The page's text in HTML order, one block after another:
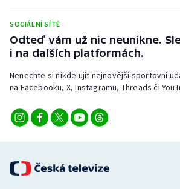
Short track
Sportovní střelba
Stolní tenis
Triatlon
Vodní slalom
SOCIÁLNÍ SÍTĚ
Odteď vám už nic neunikne.
i na dalších platformách.
Nenechte si nikde ujít nejnovější sportovní
na Facebooku, X, Instagramu, Threads či